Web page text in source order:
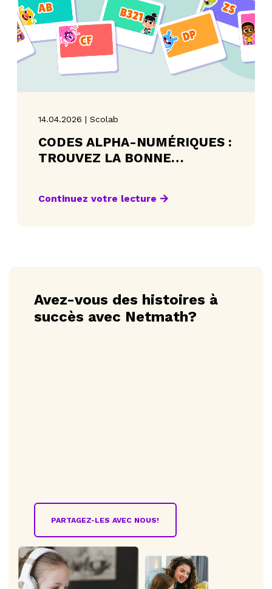
14.04.2026 | Scolab
CODES ALPHA-NUMÉRIQUES :
TROUVEZ LA BONNE
Continuez votre lecture
Avez-vous des histoires à
succès avec Netmath?
PARTAGEZ-LES AVEC NOUS!